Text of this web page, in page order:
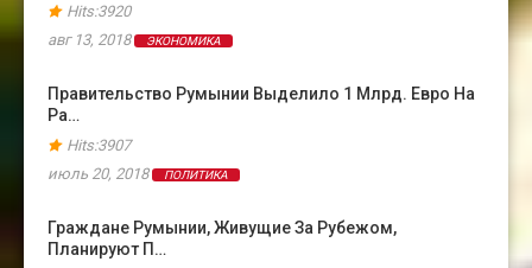
Hits:3920
авг 13, 2018
ЭКОНОМИКА
Правительство Румынии Выделило 1 Млрд. Евро На
Ра…
Hits:3907
июль 20, 2018
ПОЛИТИКА
Граждане Румынии, Живущие За Рубежом,
Планируют П…